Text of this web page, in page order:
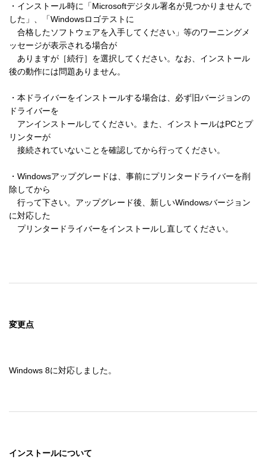
・インストール時に「Microsoftデジタル署名が見つかりませんで
した」、「Windowsロゴテストに
合格したソフトウェアを入手してください」等のワーニングメ
ッセージが表示される場合が
ありますが［続行］を選択してください。なお、インストール
後の動作には問題ありません。
・本ドライバーをインストールする場合は、必ず旧バージョンの
ドライバーを
アンインストールしてください。また、インストールはPCとプ
リンターが
接続されていないことを確認してから行ってください。
・Windowsアップグレードは、事前にプリンタードライバーを削
除してから
行って下さい。アップグレード後、新しいWindowsバージョン
に対応した
プリンタードライバーをインストールし直してください。
変更点
インストールについて